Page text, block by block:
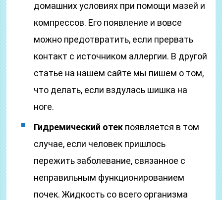
домашних условиях при помощи мазей и
компрессов. Его появление и вовсе
можно предотвратить, если прервать
контакт с источником аллергии. В другой
статье на нашем сайте мы пишем о том,
что делать, если вздулась шишка на
ноге.
Гидремический отек появляется в том
случае, если человек пришлось
пережить заболевание, связанное с
неправильным функционированием
почек. Жидкость со всего организма